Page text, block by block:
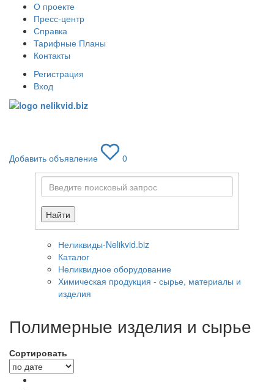
О проекте
Пресс-центр
Справка
Тарифные Планы
Контакты
Регистрация
Вход
Добавить объявление
0
Найти
Неликвиды-Nelikvid.biz
Каталог
Неликвидное оборудование
Химическая продукция - сырье, материалы и
изделия
Полимерные изделия и сырье
Сортировать